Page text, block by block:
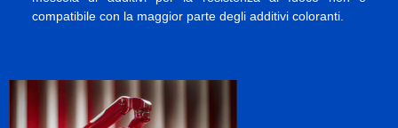
compatibile con la maggior parte degli additivi coloranti.